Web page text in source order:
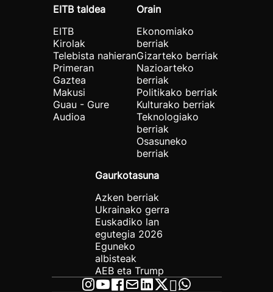
EITB taldea
EITB
Kirolak
Telebista nahieran
Primeran
Gaztea
Makusi
Guau - Gure
Audioa
Orain
Ekonomiako
berriak
Gizarteko berriak
Nazioarteko
berriak
Politikako berriak
Kulturako berriak
Teknologiako
berriak
Osasuneko
berriak
Gaurkotasuna
Azken berriak
Ukrainako gerra
Euskadiko lan
egutegia 2026
Eguneko
albisteak
AEB eta Trump